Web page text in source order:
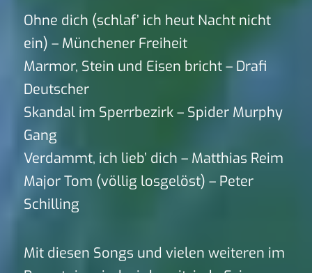
Ohne dich (schlaf’ ich heut Nacht nicht
ein) – Münchener Freiheit
Marmor, Stein und Eisen bricht – Drafi
Deutscher
Skandal im Sperrbezirk – Spider Murphy
Gang
Verdammt, ich lieb’ dich – Matthias Reim
Major Tom (völlig losgelöst) – Peter
Schilling
Mit diesen Songs und vielen weiteren im